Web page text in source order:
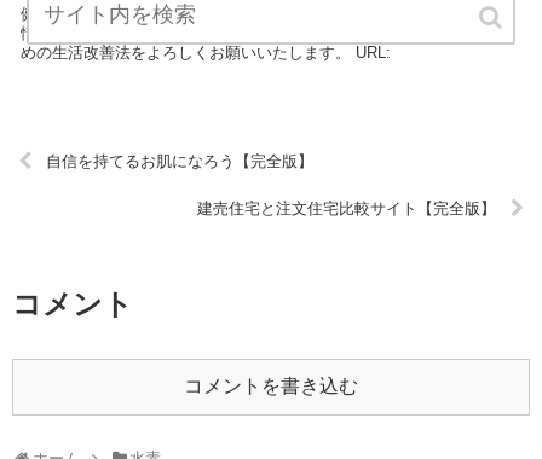
健康になりたい人のための生活改善法は、水素のエキスパートが最新
情報をまとめています。 どうぞご覧ください。健康になりたい人のた
めの生活改善法をよろしくお願いいたします。 URL:
自信を持てるお肌になろう【完全版】
建売住宅と注文住宅比較サイト【完全版】
コメント
コメントを書き込む